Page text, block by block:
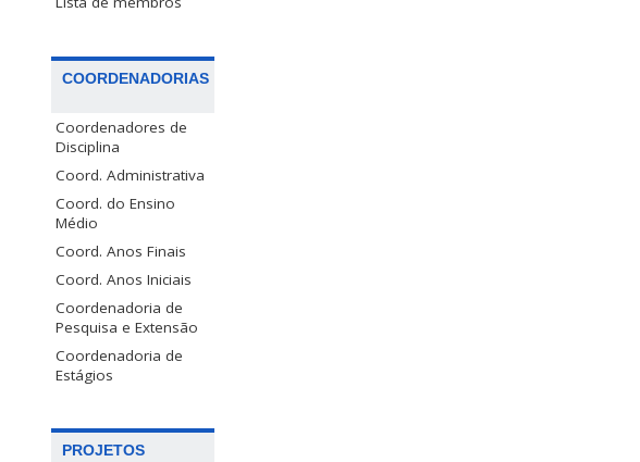
COORDENADORIAS
Coordenadores de
Disciplina
Coord. Administrativa
Coord. do Ensino
Médio
Coord. Anos Finais
Coord. Anos Iniciais
Coordenadoria de
Pesquisa e Extensão
Coordenadoria de
Estágios
PROJETOS